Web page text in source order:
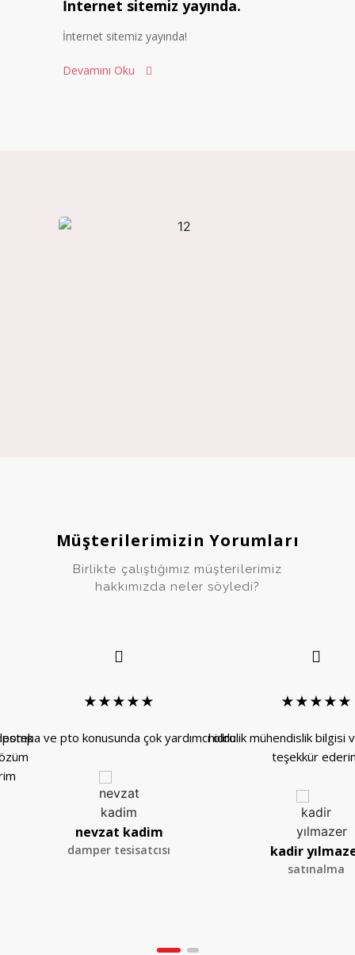
İnternet sitemiz yayında.
İnternet sitemiz yayında!
Devamını Oku
Müşterilerimizin Yorumları
Birlikte çalıştığımız müşterilerimiz
hakkımızda neler söyledi?
★ ★ ★ ★ ★
pompa ve pto konusunda çok yardımcı oldu
nevzat kadim
damper tesisatcısı
★ ★ ★ ★ ★
hidrolik mühendislik bilgisi
teşekkür
kadir
satınalma